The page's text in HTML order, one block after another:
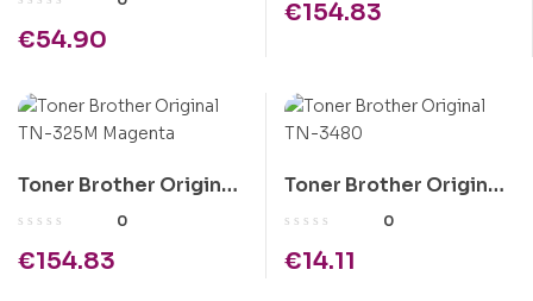
€54.90
€154.83
Toner Brother Original
TN-325M Magenta
0
€154.83
Toner Brother Original
TN-3480
0
€14.11